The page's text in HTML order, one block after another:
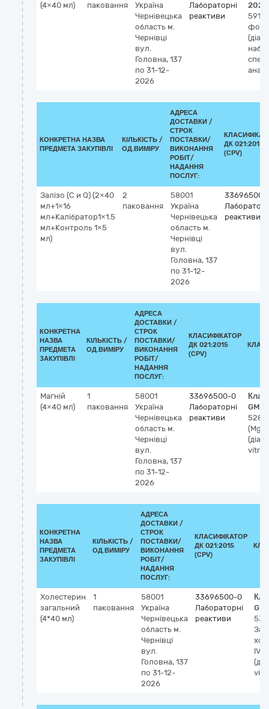
(4×40 мл)
паковання
Україна
Чернівецька
область м.
Чернівці
вул.
Головна, 137
по 31-12-
2026
Лабораторні
реактиви
2023
набір,
КОНКРЕТНА НАЗВА
ПРЕДМЕТА ЗАКУПІВЛІ
КІЛЬКІСТЬ /
ОД.ВИМІРУ
АДРЕСА
ДОСТАВКИ /
СТРОК
ПОСТАВКИ/
ВИКОНАННЯ
РОБІТ/
НАДАННЯ
ПОСЛУГ:
ДК 021:2015
(CPV)
Залізо (C и Q) (2×40
мл+1×16
мл+Калібратор1×1.5
мл+Контроль 1×5
мл)
2
паковання
58001
Україна
Чернівецька
область м.
Чернівці
вул.
Головна, 137
по 31-12-
2026
33696500-
реактиви
КОНКРЕТНА
НАЗВА
ПРЕДМЕТА
ЗАКУПІВЛІ
КІЛЬКІСТЬ /
ОД.ВИМІРУ
АДРЕСА
ДОСТАВКИ /
СТРОК
ПОСТАВКИ/
ВИКОНАННЯ
РОБІТ/
НАДАННЯ
ПОСЛУГ:
КЛАСИФІКАТОР
ДК 021:2015
(CPV)
Магній
(4×40 мл)
1
паковання
58001
Україна
Чернівецька
область м.
Чернівці
вул.
Головна, 137
по 31-12-
2026
33696500-0
Лабораторні
реактиви
КОНКРЕТНА
НАЗВА
ПРЕДМЕТА
ЗАКУПІВЛІ
КІЛЬКІСТЬ /
ОД.ВИМІРУ
АДРЕСА
ДОСТАВКИ /
СТРОК
ПОСТАВКИ/
ВИКОНАННЯ
РОБІТ/
НАДАННЯ
ПОСЛУГ:
КЛАСИФІКАТОР
ДК 021:2015
(CPV)
Холестерин
загальний
(4*40 мл)
1
паковання
58001
Україна
Чернівецька
область м.
Чернівці
вул.
Головна, 137
по 31-12-
2026
33696500-0
Лабораторні
реактиви
IVD